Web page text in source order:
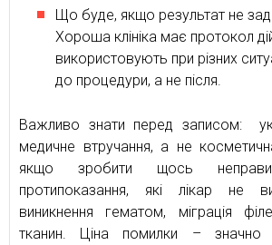
Що буде, якщо результат не
Хороша клініка має протокол
використовують при різних
до процедури, а не після.
Важливо знати перед записом:
медичне втручання, а не
якщо зробити щось
протипоказання, які лікар не
виникнення гематом, міграція
тканин. Ціна помилки – значно